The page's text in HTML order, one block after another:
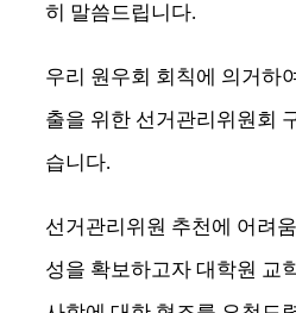
히 말씀드립니다.
우리 원우회 회칙에 의거하
출을 위한 선거관리위원회
습니다.
선거관리위원 추천에 어려
성을 확보하고자 대학원 교